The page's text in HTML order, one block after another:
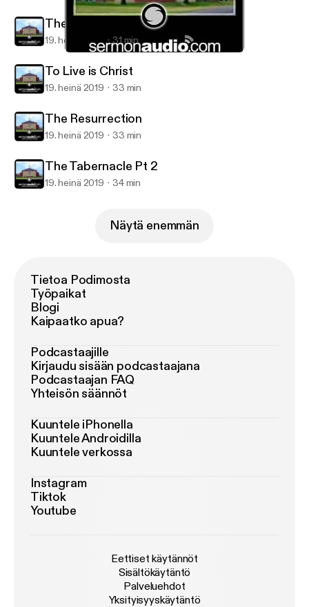
Calvary Christian Center
The Tabernacle Pt 4
19. heinä 2019 31 min
To Live is Christ
19. heinä 2019 33 min
The Resurrection
19. heinä 2019 33 min
The Tabernacle Pt 2
19. heinä 2019 34 min
Näytä enemmän
Tietoa Podimosta
Työpaikat
Blogi
Kaipaatko apua?
Podcastaajille
Kirjaudu sisään podcastaajana
Podcastaajan FAQ
Yhteisön säännöt
Kuuntele iPhonella
Kuuntele Androidilla
Kuuntele verkossa
Instagram
Tiktok
Youtube
Eettiset käytännöt
Sisältökäytäntö
Palveluehdot
Yksityisyyskäytäntö